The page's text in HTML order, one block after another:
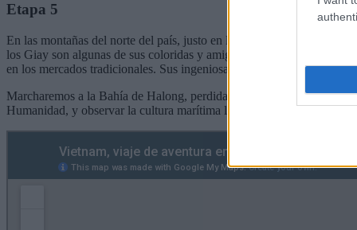
Etapa 5
En las montañas del norte del país, justo en la frontera con China se
los Giay son algunas de sus coloridas y amigables etnias. Viven de
en los mercados tradicionales. Sus ingeniosas terrazas de arroz
Marcharemos a la Bahía de Halong, perdida en el la inmensidad del
Humanidad, y observar la cultura marítima local en todo su esplendor.